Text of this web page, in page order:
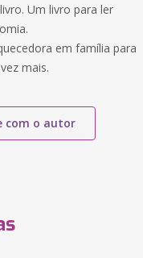
Um livro para ler
em família para
mais.
com o autor